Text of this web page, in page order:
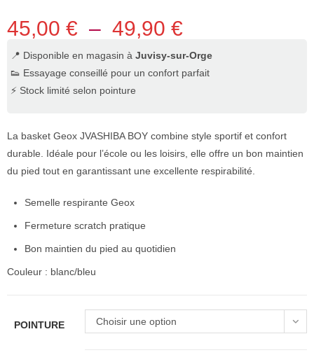
45,00 € – 49,90 €
📍 Disponible en magasin à Juvisy-sur-Orge
👟 Essayage conseillé pour un confort parfait
⚡ Stock limité selon pointure
La basket Geox JVASHIBA BOY combine style sportif et confort
durable. Idéale pour l’école ou les loisirs, elle offre un bon maintien
du pied tout en garantissant une excellente respirabilité.
Semelle respirante Geox
Fermeture scratch pratique
Bon maintien du pied au quotidien
Couleur : blanc/bleu
POINTURE Choisir une option